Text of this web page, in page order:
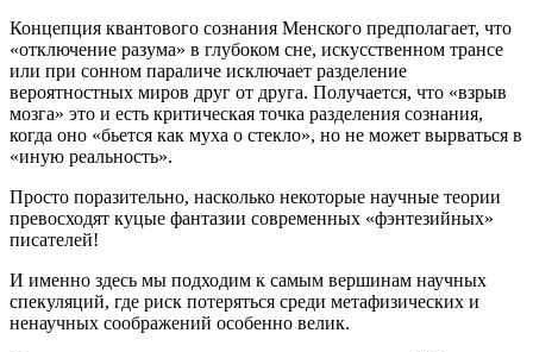
Концепция квантового сознания Менского предполагает, что
«отключение разума» в глубоком сне, искусственном трансе
или при сонном параличе исключает разделение
вероятностных миров друг от друга. Получается, что «взрыв
мозга» это и есть критическая точка разделения сознания,
когда оно «бьется как муха о стекло», но не может вырваться в
«иную реальность».
Просто поразительно, насколько некоторые научные теории
превосходят куцые фантазии современных «фэнтезийных»
писателей!
И именно здесь мы подходим к самым вершинам научных
спекуляций, где риск потеряться среди метафизических и
ненаучных соображений особенно велик.